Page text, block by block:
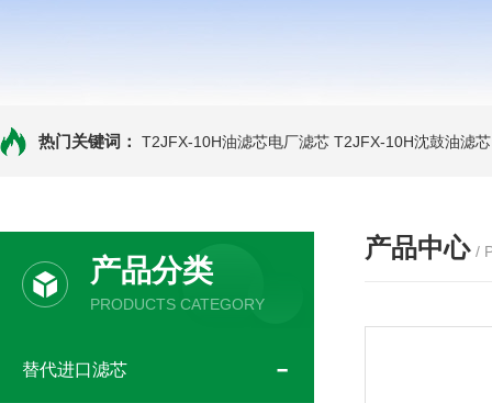
热门关键词： T2JFX-10H油滤芯电厂滤芯 T2JFX-10H沈鼓油滤芯
产品分类
PRODUCTS CATEGORY
替代进口滤芯
产品中心 /